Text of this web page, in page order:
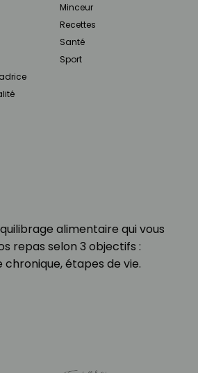
alimentaire qui vous
repas selon 3 objectifs :
chronique, étapes de vie.
Minceur
Recettes
Santé
Sport